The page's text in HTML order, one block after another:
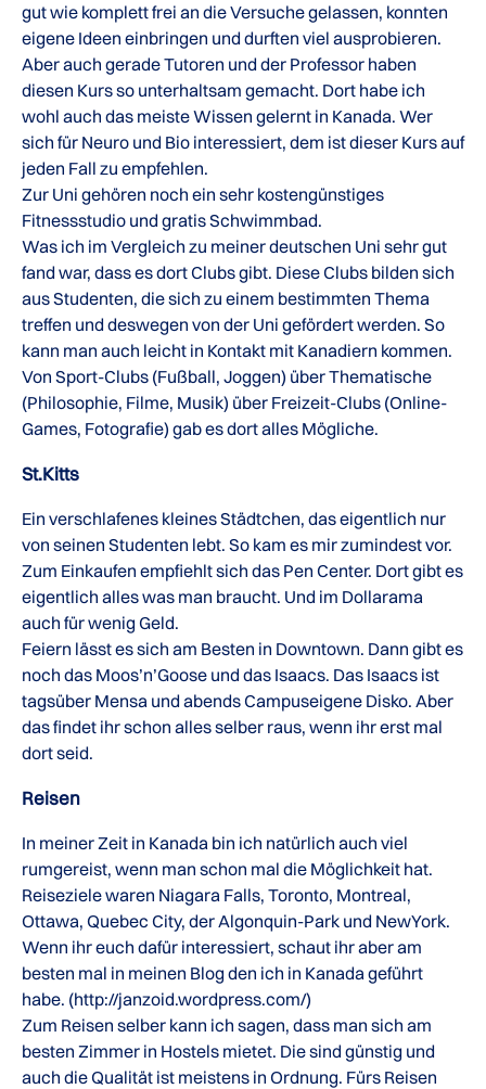
gut wie komplett frei an die Versuche gelassen, konnten
eigene Ideen einbringen und durften viel ausprobieren.
Aber auch gerade Tutoren und der Professor haben
diesen Kurs so unterhaltsam gemacht. Dort habe ich
wohl auch das meiste Wissen gelernt in Kanada. Wer
sich für Neuro und Bio interessiert, dem ist dieser Kurs auf
jeden Fall zu empfehlen.
Zur Uni gehören noch ein sehr kostengünstiges
Fitnessstudio und gratis Schwimmbad.
Was ich im Vergleich zu meiner deutschen Uni sehr gut
fand war, dass es dort Clubs gibt. Diese Clubs bilden sich
aus Studenten, die sich zu einem bestimmten Thema
treffen und deswegen von der Uni gefördert werden. So
kann man auch leicht in Kontakt mit Kanadiern kommen.
Von Sport-Clubs (Fußball, Joggen) über Thematische
(Philosophie, Filme, Musik) über Freizeit-Clubs (Online-
Games, Fotografie) gab es dort alles Mögliche.
St.Kitts
Ein verschlafenes kleines Städtchen, das eigentlich nur
von seinen Studenten lebt. So kam es mir zumindest vor.
Zum Einkaufen empfiehlt sich das Pen Center. Dort gibt es
eigentlich alles was man braucht. Und im Dollarama
auch für wenig Geld.
Feiern lässt es sich am Besten in Downtown. Dann gibt es
noch das Moos’n’Goose und das Isaacs. Das Isaacs ist
tagsüber Mensa und abends Campuseigene Disko. Aber
das findet ihr schon alles selber raus, wenn ihr erst mal
dort seid.
Reisen
In meiner Zeit in Kanada bin ich natürlich auch viel
rumgereist, wenn man schon mal die Möglichkeit hat.
Reiseziele waren Niagara Falls, Toronto, Montreal,
Ottawa, Quebec City, der Algonquin-Park und NewYork.
Wenn ihr euch dafür interessiert, schaut ihr aber am
besten mal in meinen Blog den ich in Kanada geführt
habe. (http://janzoid.wordpress.com/)
Zum Reisen selber kann ich sagen, dass man sich am
besten Zimmer in Hostels mietet. Die sind günstig und
auch die Qualität ist meistens in Ordnung. Fürs Reisen